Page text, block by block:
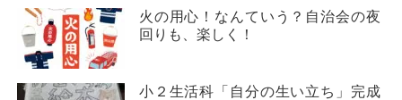
火の用心！なんていう？自治会の夜
回りも、楽しく！
小２生活科「自分の生い立ち」完成